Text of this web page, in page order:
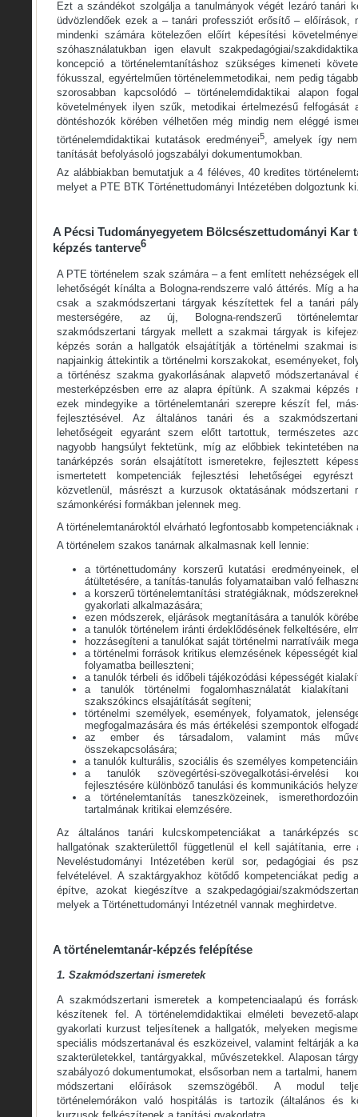
Ezt a szándékot szolgálja a tanulmányok végét lezáró tanári
üdvözlendőek ezek a – tanári professziót erősítő – előírások,
mindenki számára kötelezően előírt képesítési
szóhasználatukban igen elavult szakpedagógiai/
koncepció a történelemtanításhoz szükséges kimeneti
fókusszal, egyértelműen történelemmetodikai, nem pedig
szorosabban kapcsolódó – történelemdidaktikai alapon
követelmények ilyen szűk, metodikai értelmezésű felfogását
döntéshozók körében vélhetően még mindig nem eléggé
történelemdidaktikai kutatások eredményei5, amelyek így
tanítását befolyásoló jogszabályi dokumentumokban.
Az alábbiakban bemutatjuk a 4 féléves, 40 kredites
melyet a PTE BTK Történettudományi Intézetében dolgoztunk
A Pécsi Tudományegyetem Bölcsészettudományi Kar
képzés tanterve6
A PTE történelem szak számára – a fent említett nehézségek
lehetőségét kínálta a Bologna-rendszerre való áttérés. Míg a
csak a szakmódszertani tárgyak készítettek fel a tanári
mesterségére, az új, Bologna-rendszerű
szakmódszertani tárgyak mellett a szakmai tárgyak is
képzés során a hallgatók elsajátítják a történelmi szakmai
napjainkig áttekintik a történelmi korszakokat, eseményeket,
a történész szakma gyakorlásának alapvető módszertanával
mesterképzésben erre az alapra építünk. A szakmai képzés
ezek mindegyike a történelemtanári szerepre készít fel,
fejlesztésével. Az általános tanári és a
lehetőségeit egyaránt szem előtt tartottuk, természetes
nagyobb hangsúlyt fektetünk, míg az előbbiek tekintetében
tanárképzés során elsajátított ismeretekre, fejlesztett
ismertetett kompetenciák fejlesztési lehetőségei
közvetlenül, másrészt a kurzusok oktatásának módszertani
számonkérési formákban jelennek meg.
A történelemtanároktól elvárható legfontosabb
A történelem szakos tanárnak alkalmasnak kell lennie:
a történettudomány korszerű kutatási eredményeinek,
átültetésére, a tanítás-tanulás folyamataiban való
a korszerű történelemtanítási stratégiáknak,
gyakorlati alkalmazására;
ezen módszerek, eljárások megtanítására a tanulók
a tanulók történelem iránti érdeklődésének felkeltésére,
hozzásegíteni a tanulókat saját történelmi narratíváik
a történelmi források kritikus elemzésének képességét
folyamatba beilleszteni;
a tanulók térbeli és időbeli tájékozódási képességét
a tanulók történelmi fogalomhasználatát
szakszókincs elsajátítását segíteni;
történelmi személyek, események, folyamatok,
megfogalmazására és más értékelési szempontok
az ember és társadalom, valamint más
összekapcsolására;
a tanulók kulturális, szociális és személyes
a tanulók szövegértési-szövegalkotási-érvelési
fejlesztésére különböző tanulási és kommunikációs
a történelemtanítás taneszközeinek,
tartalmának kritikai elemzésére.
Az általános tanári kulcskompetenciákat a tanárképzés
hallgatónak szakterülettől függetlenül el kell sajátítania, erre
Neveléstudományi Intézetében kerül sor, pedagógiai és
felvételével. A szaktárgyakhoz kötődő kompetenciákat pedig
építve, azokat kiegészítve a szakpedagógiai/
melyek a Történettudományi Intézetnél vannak meghirdetve.
A történelemtanár-képzés felépítése
1. Szakmódszertani ismeretek
A szakmódszertani ismeretek a kompetenciaalapú és
készítenek fel. A történelemdidaktikai elméleti bevezető-
gyakorlati kurzust teljesítenek a hallgatók, melyeken
speciális módszertanával és eszközeivel, valamint feltárják a
szakterületekkel, tantárgyakkal, művészetekkel. Alaposan
szabályozó dokumentumokat, elsősorban nem a tartalmi,
módszertani előírások szemszögéből. A modul
történelemórákon való hospitálás is tartozik (általános és